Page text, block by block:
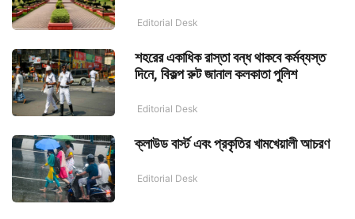
Editorial Desk
শহরের একাধিক রাস্তা বন্ধ থাকবে কর্মব্যস্ত
দিনে, বিকল্প রুট জানাল কলকাতা পুলিশ
Editorial Desk
ক্লাউড বার্স্ট এবং প্রকৃতির খামখেয়ালী আচরণ
Editorial Desk